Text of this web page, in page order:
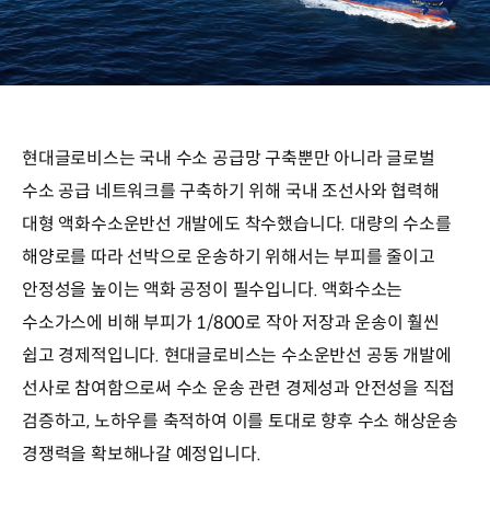
현대글로비스는 국내 수소 공급망 구축뿐만 아니라 글로벌
수소 공급 네트워크를 구축하기 위해 국내 조선사와 협력해
대형 액화수소운반선 개발에도 착수했습니다. 대량의 수소를
해양로를 따라 선박으로 운송하기 위해서는 부피를 줄이고
안정성을 높이는 액화 공정이 필수입니다. 액화수소는
수소가스에 비해 부피가 1/800로 작아 저장과 운송이 훨씬
쉽고 경제적입니다. 현대글로비스는 수소운반선 공동 개발에
선사로 참여함으로써 수소 운송 관련 경제성과 안전성을 직접
검증하고, 노하우를 축적하여 이를 토대로 향후 수소 해상운송
경쟁력을 확보해나갈 예정입니다.